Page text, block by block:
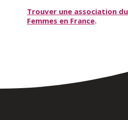
Trouver une association
Femmes en France.